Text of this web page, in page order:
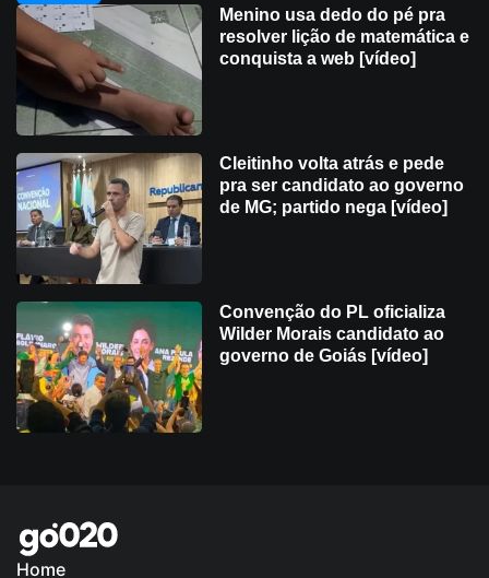
Menino usa dedo do pé pra
resolver lição de matemática e
conquista a web [vídeo]
Cleitinho volta atrás e pede
pra ser candidato ao governo
de MG; partido nega [vídeo]
Convenção do PL oficializa
Wilder Morais candidato ao
governo de Goiás [vídeo]
Home